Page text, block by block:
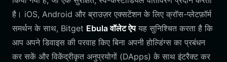
है। iOS, Android और ब्राउज़र एक्सटेंशन के लिए क्रॉस-प्लेटफ़ॉर्म
समर्थन के साथ, Bitget Ebula वॉलेट ऐपयह सुनिश्चित करता है कि
आप अपने डिवाइस की परवाह किए बिना अपनी होल्डिंग्स का प्रबंधन
कर सकें और विकेंद्रीकृत अनुप्रयोगों (DApps) के साथ इंटरैक्ट कर